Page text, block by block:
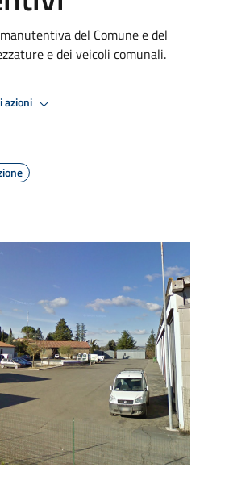
del Comune e del
e dei veicoli comunali.
azioni